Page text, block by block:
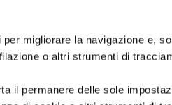
migliorare la navigazione e,
o altri strumenti di
il permanere delle sole
Email:
info@flashpointsrl.com
Pec:info2@flashpointpec.eu
Sedi: Pisa – Milano – Venezia
Sede legale: Via Norvegia, 56